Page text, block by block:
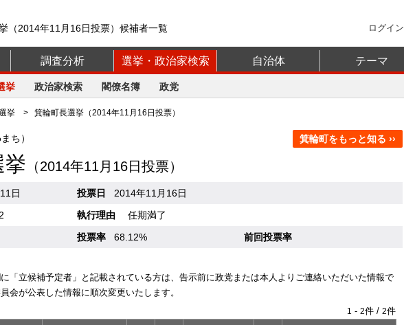
（2014年11月16日投票）候補者一覧 ログイン
調査分析 選挙・政治家検索 自治体 テーマ
挙 政治家検索 閣僚名簿 政党
挙 > 箕輪町長選挙（2014年11月16日投票）
箕輪町をもっと知る ››
ち）
挙 （2014年11月16日投票）
日 投票日
2014年11月16日
執行理由
任期満了
投票率 68.12%
前回投票率
に「立候補予定者」と記載されている方は、告示前に政党または本人よりご連絡いただいた情報で
会が公表した情報に順次変更いたします。
1 - 2件 / 2件